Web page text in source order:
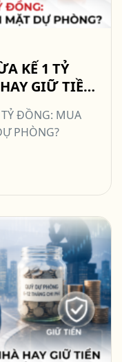
KẾ 1 TỶ
GIỮ TIỀN
ĐỒNG: MUA
PHÒNG?